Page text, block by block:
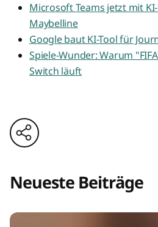
Microsoft Teams jetzt mit
Maybelline
Google baut KI-Tool für
Spiele-Wunder: Warum
Switch läuft
Neueste Beiträge